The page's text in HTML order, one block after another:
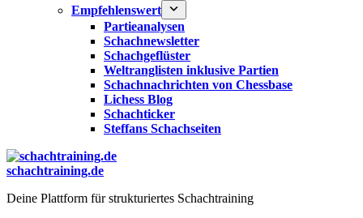
Empfehlenswert
Partieanalysen
Schachnewsletter
Schachgeflüster
Weltranglisten inklusive Partien
Schachnachrichten von Chessbase
Lichess Blog
Schachticker
Steffans Schachseiten
schachtraining.de
Deine Plattform für strukturiertes Schachtraining